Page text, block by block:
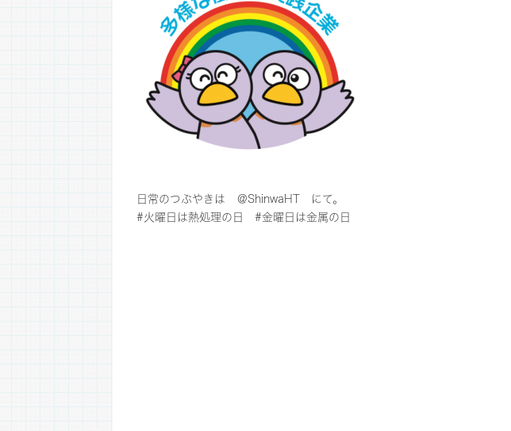
日常のつぶやきは ＠ShinwaHT
にて。
#火曜日は熱処理の日 #金曜日は金属の日